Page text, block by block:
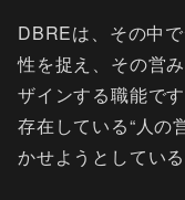
DBREは、その中
性を捉え、その営
ザインする職能で
存在している“人の
かせようとしてい